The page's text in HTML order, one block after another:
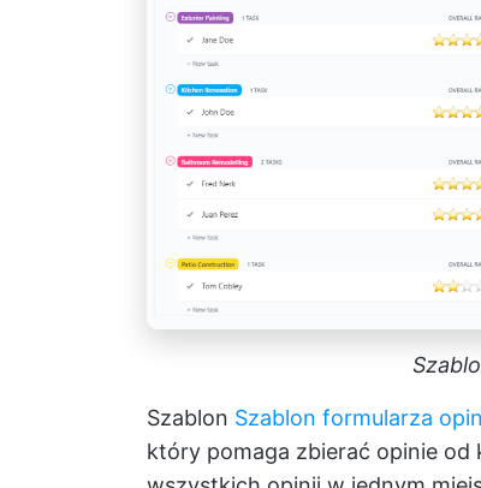
Szablon Szablon formularza
który pomaga zbierać opinie